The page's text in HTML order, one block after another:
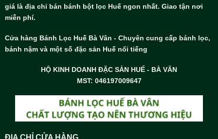
giá là địa chỉ bán bánh bột lọc Huế ngon nhất. Giao tận nơi
miễn phí.
Cửa hàng Bánh Lọc Huế Bà Vân - Chuyên cung cấp bánh lọc,
bánh nậm và một số đặc sản Huế nổi tiếng
HỘ KINH DOANH ĐẶC SẢN HUẾ - BÀ VÂN
MST: 046197009647
ĐỊA CHỈ CỬA HÀNG